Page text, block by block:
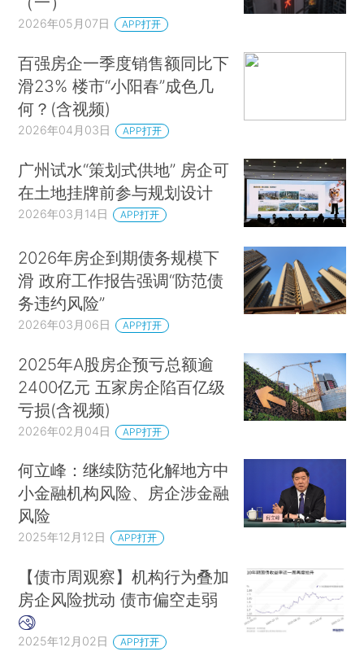
2026年05月07日 APP打开
百强房企一季度销售额同比下
滑23% 楼市“小阳春”成色几
何？(含视频)
2026年04月03日 APP打开
广州试水“策划式供地” 房企可
在土地挂牌前参与规划设计
2026年03月14日 APP打开
2026年房企到期债务规模下
滑 政府工作报告强调“防范债
务违约风险”
2026年03月06日 APP打开
2025年A股房企预亏总额逾
2400亿元 五家房企陷百亿级
亏损(含视频)
2026年02月04日 APP打开
何立峰：继续防范化解地方中
小金融机构风险、房企涉金融
风险
2025年12月12日 APP打开
【债市周观察】机构行为叠加
房企风险扰动 债市偏空走弱
2025年12月02日 APP打开